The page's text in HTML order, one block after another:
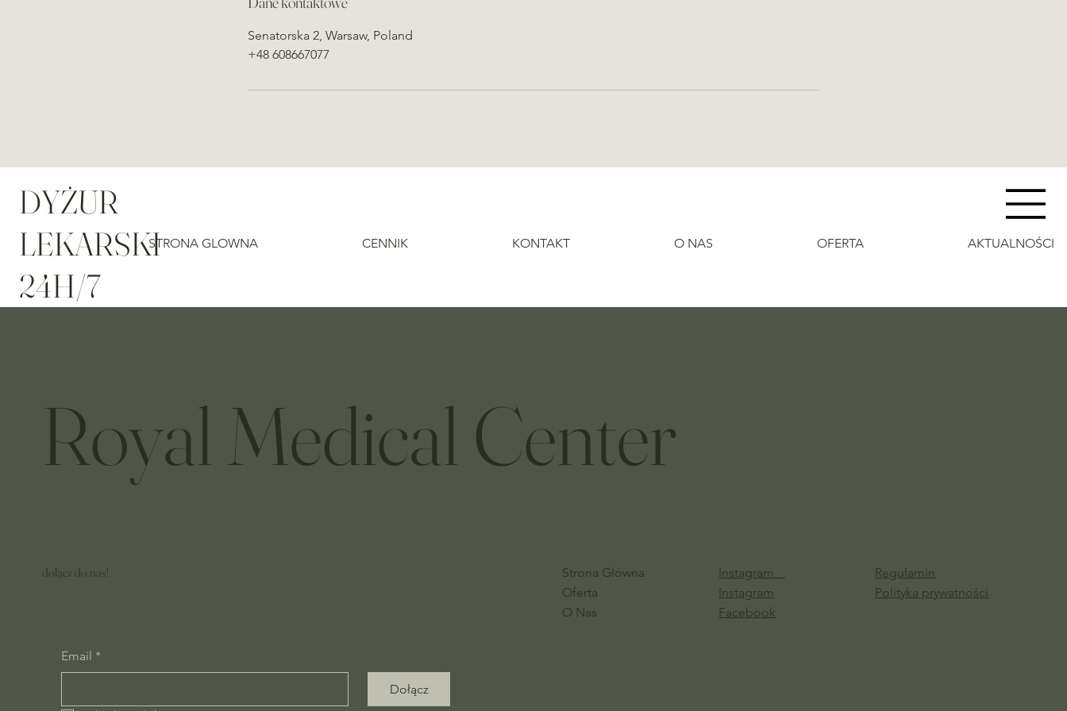
DYŻUR
LEKARSKI
24H/7
STRONA GLOWNA CENNIK KONTAKT O NAS OFERTA AKTUALNOŚCI
Senatorska 2, Warsaw, Poland
+48 608667077
Royal Medical Center
dołącz do nas!
Instagram
Instagram
Facebook
Strona Główna
Oferta
O Nas
Regulamin
Polityka prywatności
Email *
Dołącz